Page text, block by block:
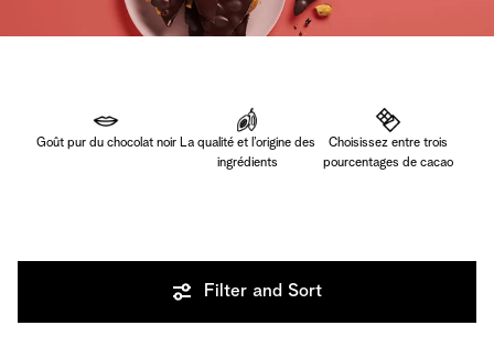
Goût pur du chocolat noir La qualité et l’origine des
ingrédients
Choisissez entre trois
pourcentages de cacao
Filter and Sort